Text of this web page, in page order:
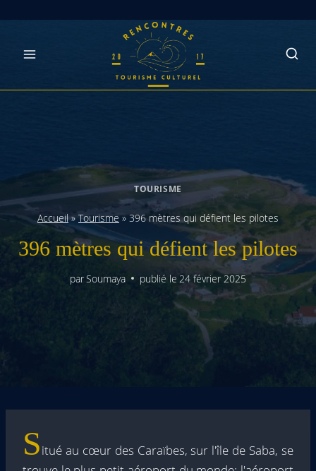
TOURISME
Accueil»Tourisme» 396 mètres qui défient les pilotes
396 mètres qui défient les pilotes
parSoumaya publié le 24 février 2025
Situé au cœur des Caraïbes, sur l'île de Saba, se